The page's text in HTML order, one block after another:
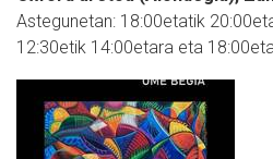
Astegunetan: 18:00etatik
12:30etik 14:00etara eta